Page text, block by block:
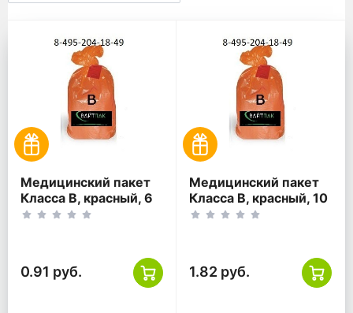
Для отходов класса В для
Медицинский пакет
Класса В, красный, 6
литров, 330*300
0.91 руб.
Медицинский пакет
Класса В, красный, 10
литров, 330*600
1.82 руб.